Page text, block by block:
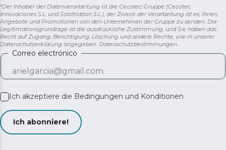
*Der Inhaber der Datenverarbeitung ist die Cecotec-Gruppe (Cecotec
Innovaciones S.L. und Solotriatlon S.L.), der Zweck der Verarbeitung ist es, Ihnen
Angebote und Promotionen von den Unternehmen der Gruppe zu senden. Die
Legitimationsgrundlage ist die ausdrückliche Zustimmung, und Sie haben das
Recht auf Zugang, Berichtigung, Löschung und andere Rechte, wie in unserer
Datenschutzerklärung angegeben. Datenschutzbestimmungen
Correo electrónico
Ich akzeptiere die Bedingungen und Konditionen
Ich abonniere!